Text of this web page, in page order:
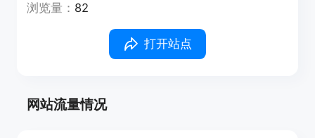
浏览量： 82
打开站点
网站流量情况